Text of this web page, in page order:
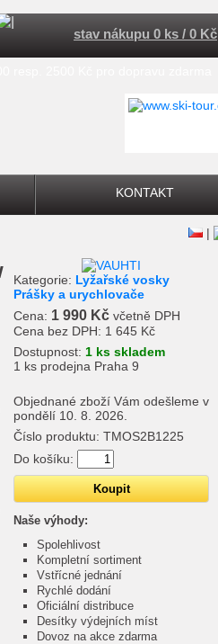
stav nákupu 0 ks / 0 Kč
KONTAKT
|
Kategorie: Lyžařské vosky
Prášky a urychlovače
Cena: 1 990 Kč včetně DPH
Cena bez DPH: 1 645 Kč
Dostupnost: 1 ks skladem
1 ks prodejna Praha 9
Objednané zboží Vám odešleme v
pondělí 10. 8. 2026.
Číslo produktu: TMOS2B1225
Do košíku:
Naše výhody:
Spolehlivost
Kompletní sortiment
Vstřícné jednání
Rychlé dodání
Oficiální distribuce
Desítky výdejních míst
Dovoz na akce zdarma